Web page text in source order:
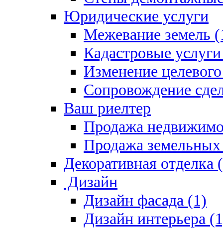
Юридические услуги
Межевание земель
Кадастровые
Изменение
Сопровождение
Ваш риелтер
Продажа
Продажа земельных
Декоративная отделка
Дизайн
Дизайн фасада (1)
Дизайн интерьера